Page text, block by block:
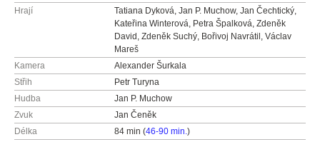
Hrají
Tatiana Dyková, Jan P. Muchow, Jan Čechtický,
Kateřina Winterová, Petra Špalková, Zdeněk
David, Zdeněk Suchý, Bořivoj Navrátil, Václav
Mareš
Kamera
Alexander Šurkala
Střih
Petr Turyna
Hudba
Jan P. Muchow
Zvuk
Jan Čeněk
Délka
84 min (46-90 min.)